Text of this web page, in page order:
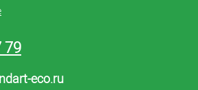
79
eco.ru